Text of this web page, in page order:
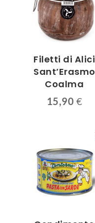
Filetti di Alici
Sant’Erasmo
Coalma
15,90 €